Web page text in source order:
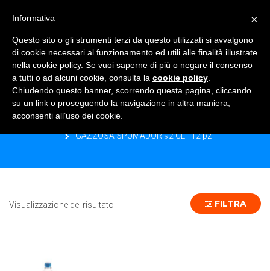
GAZZOSA SPUMADOR 92 CL - 12 PZ
Home
Prodotto Formato
GAZZOSA SPUMADOR 92 CL - 12 pz
Visualizzazione del risultato FILTRA
×
Informativa
Questo sito o gli strumenti terzi da questo utilizzati si avvalgono
di cookie necessari al funzionamento ed utili alle finalità illustrate
nella cookie policy. Se vuoi saperne di più o negare il consenso
a tutti o ad alcuni cookie, consulta la cookie policy
Chiudendo questo banner, scorrendo questa pagina, cliccando
su un link o proseguendo la navigazione in altra maniera,
acconsenti all’uso dei cookie.